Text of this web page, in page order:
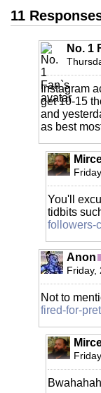
11
No. 1
Instagram
get 10-15
and
as best
You'll
tidbits
followers-
Anon
Friday,
Not to
fired-for-